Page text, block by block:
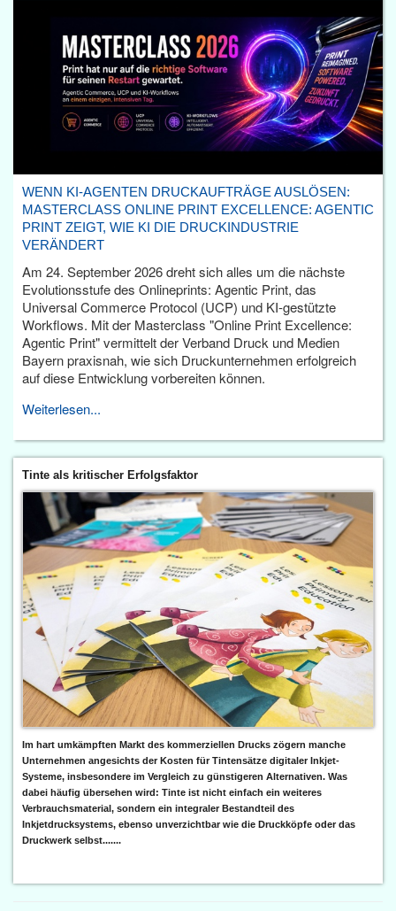
WENN KI-AGENTEN DRUCKAUFTRÄGE AUSLÖSEN:
MASTERCLASS ONLINE PRINT EXCELLENCE: AGENTIC
PRINT ZEIGT, WIE KI DIE DRUCKINDUSTRIE
VERÄNDERT
Am 24. September 2026 dreht sich alles um die nächste
Evolutionsstufe des Onlineprints: Agentic Print, das
Universal Commerce Protocol (UCP) und KI-gestützte
Workflows. Mit der Masterclass "Online Print Excellence:
Agentic Print" vermittelt der Verband Druck und Medien
Bayern praxisnah, wie sich Druckunternehmen erfolgreich
auf diese Entwicklung vorbereiten können.
Weiterlesen...
Tinte als kritischer Erfolgsfaktor
Im hart umkämpften Markt des kommerziellen Drucks zögern manche
Unternehmen angesichts der Kosten für Tintensätze digitaler Inkjet-
Systeme, insbesondere im Vergleich zu günstigeren Alternativen. Was
dabei häufig übersehen wird: Tinte ist nicht einfach ein weiteres
Verbrauchsmaterial, sondern ein integraler Bestandteil des
Inkjetdrucksystems, ebenso unverzichtbar wie die Druckköpfe oder das
Druckwerk selbst.......